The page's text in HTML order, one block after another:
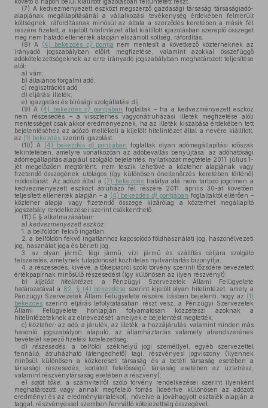
(7) A kedvezményezett eszközt megszerző gazdasági társaság társaságiadó-
alapjának megállapításánál a vállalkozási tevékenység érdekében felmerült
költségnek, ráfordításnak minősül az általa a szerződés keretében a másik fél
részére fizetett, a kijelölt hitelintézet által kiállított igazolásban szereplő összeget
meg nem haladó ellenérték alapján elszámolt költség, ráfordítás.
(8) A (4) bekezdés c) pontja nem mentesít a következő közterheknek az
irányadó jogszabályban előírt megfizetése, valamint azokkal összefüggő
adókötelezettségeknek az erre irányadó jogszabályban meghatározott teljesítése
alól:
a) vám;
b) általános forgalmi adó;
c) regisztrációs adó;
d) eljárási illeték;
e) igazgatási és bírósági szolgáltatási díj.
(9) A (4) bekezdés c) pontjában foglaltak – ha a kedvezményezett eszköz
nem részesedés – a visszterhes vagyonátruházási illeték megfizetése alóli
mentességet csak akkor eredményeznek, ha az illeték kiszabása érdekében tett
bejelentéséhez az adózó mellékeli a kijelölt hitelintézet által a nevére kiállított,
az (1) bekezdés szerinti igazolást.
(10) A (4) bekezdés d) pontjában foglaltak olyan adómegállapítási időszak
tekintetében, amelyre vonatkozóan az adóbevallás benyújtása, az adóhatósági
adómegállapítás alapjául szolgáló bejelentés, nyilatkozat megtétele 2011. július 1-
jét megelőzően megtörtént, nem teszik lehetővé a közteher alapjának vagy
fizetendő összegének utólagos (így különösen önellenőrzés keretében történő)
módosítását. Az adózó által a (7) bekezdés hatálya alá nem tartozó jogcímen a
kedvezményezett eszközt átruházó fél részére 2011. április 30-át követően
teljesített ellenérték alapján – a (4) bekezdés d) pontjában foglaltaktól eltérően –
közteher alapja vagy fizetendő összege kizárólag a közterhet megállapító
jogszabály rendelkezései szerint csökkenthető.
(11) E § alkalmazásában:
a) kedvezményezett eszköz:
1. a belföldön fekvő ingatlan,
2. a belföldön fekvő ingatlanhoz kapcsolódó földhasználati jog, haszonélvezeti
jog, használat joga és bérleti jog,
3. az olyan jármű, légi jármű, vízi jármű és szállítás céljára szolgáló
felszerelés, amelynek tulajdonosát közhiteles nyilvántartás bizonyítja,
4. a részesedés, kivéve, a tőkepiacról szóló törvény szerinti tőzsdére bevezetett
értékpapírnak minősülő részesedést (így különösen az ilyen részvényt);
b)
kijelölt hitelintézet: a Pénzügyi Szervezetek Állami Felügyelete
határozatával a 82. § (4) bekezdése szerint kijelölt olyan hitelintézet, amely a
Pénzügyi Szervezetek Állami Felügyelete részére írásban bejelenti, hogy az (1)
bekezdés szerinti eljárás lefolytatásában részt vesz; a Pénzügyi Szervezetek
Állami Felügyelete honlapján folyamatosan közzéteszi azoknak a
hitelintézeteknek az elnevezését, amelyek e bejelentést megtették;
c) közteher: az adó, a járulék, az illeték, a hozzájárulás, valamint minden más
hasonló, jogszabályon alapuló, az államháztartás valamely alrendszerének
bevételét képező fizetési kötelezettség;
d)
részesedés: a belföldi székhelyű jogi személlyel, egyéb szervezettel
fennálló, átruházható (átengedhető) tagi, részvényesi jogviszony (ilyennek
minősül különösen a közkereseti társaság és a betéti társaság esetében a
társasági részesedés, korlátolt felelősségű társaság esetében az üzletrész,
valamint részvénytársaság esetében a részvény);
e) saját tőke:a számvitelről szóló törvény rendelkezései szerint ilyenként
meghatározott vagy annak megfelelő forrás (ideértve különösen az adózott
eredményt és az eredménytartalékot), növelve a jóváhagyott osztalék alapján a
taggal, részvényessel szemben fennálló kötelezettség összegével.